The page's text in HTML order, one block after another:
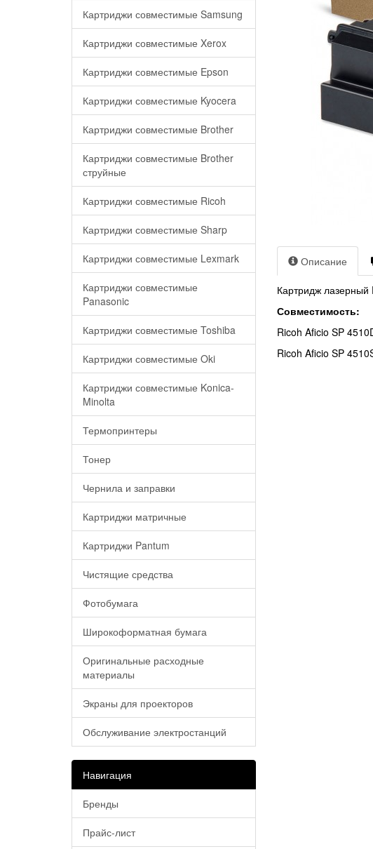
Картриджи совместимые Samsung
Картриджи совместимые Xerox
Картриджи совместимые Epson
Картриджи совместимые Kyocera
Картриджи совместимые Brother
Картриджи совместимые Brother
струйные
Картриджи совместимые Ricoh
Картриджи совместимые Sharp
Картриджи совместимые Lexmark
Картриджи совместимые
Panasonic
Картриджи совместимые Toshiba
Картриджи совместимые Oki
Картриджи совместимые Konica-
Minolta
Термопринтеры
Тонер
Чернила и заправки
Картриджи матричные
Картриджи Pantum
Чистящие средства
Фотобумага
Широкоформатная бумага
Оригинальные расходные
материалы
Экраны для проекторов
Обслуживание электростанций
Навигация
Бренды
Прайс-лист
Описание
Картридж
Совместимость:
Ricoh Aficio SP
Ricoh Aficio SP